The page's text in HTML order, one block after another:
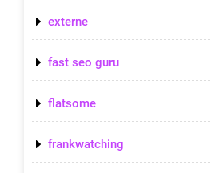
externe
fast seo guru
flatsome
frankwatching